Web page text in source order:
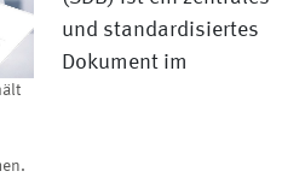
und standardisiertes
Dokument im